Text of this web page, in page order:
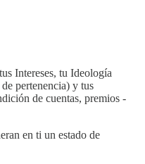
Intereses, tu Ideología
pertenencia) y tus
de cuentas, premios -
en ti un estado de